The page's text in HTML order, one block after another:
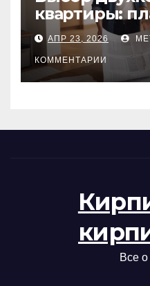
квартиры:
состояние
проверка
АПР 23, 2026
КОММЕНТАРИИ
Все о